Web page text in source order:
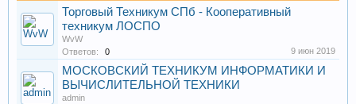
Торговый Техникум СПб - Кооперативный
техникум ЛОСПО
WvW
Ответов:
0 9 июн 2019
МОСКОВСКИЙ ТЕХНИКУМ ИНФОРМАТИКИ И
ВЫЧИСЛИТЕЛЬНОЙ ТЕХНИКИ
admin